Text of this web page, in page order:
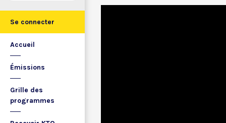
Se connecter
Accueil
Émissions
Grille des
programmes